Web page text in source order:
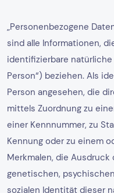
„Personenbezogene
sind alle Informationen,
identifizierbare
Person“) beziehen. Als
Person angesehen, die
mittels Zuordnung zu
einer Kennnummer, zu
Kennung oder zu einem
Merkmalen, die
genetischen,
sozialen Identität dieser